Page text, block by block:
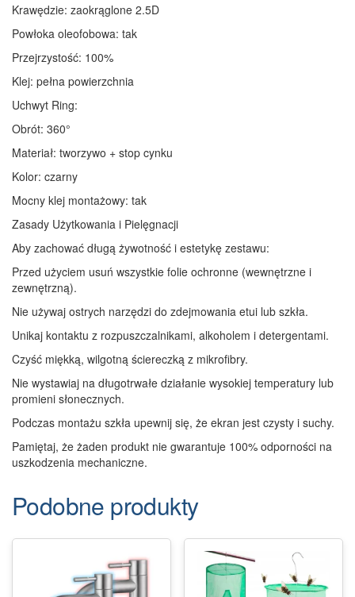
Krawędzie: zaokrąglone 2.5D
Powłoka oleofobowa: tak
Przejrzystość: 100%
Klej: pełna powierzchnia
Uchwyt Ring:
Obrót: 360°
Materiał: tworzywo + stop cynku
Kolor: czarny
Mocny klej montażowy: tak
Zasady Użytkowania i Pielęgnacji
Aby zachować długą żywotność i estetykę zestawu:
Przed użyciem usuń wszystkie folie ochronne (wewnętrzne i
zewnętrzną).
Nie używaj ostrych narzędzi do zdejmowania etui lub szkła.
Unikaj kontaktu z rozpuszczalnikami, alkoholem i detergentami.
Czyść miękką, wilgotną ściereczką z mikrofibry.
Nie wystawiaj na długotrwałe działanie wysokiej temperatury lub
promieni słonecznych.
Podczas montażu szkła upewnij się, że ekran jest czysty i suchy.
Pamiętaj, że żaden produkt nie gwarantuje 100% odporności na
uszkodzenia mechaniczne.
Podobne produkty